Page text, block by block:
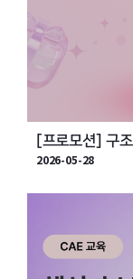
[프로모션] 구
할인 - 구독형,
2026-05-28